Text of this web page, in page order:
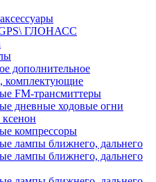
ГЛОНАСС
дополнительное
комплектующие
FM-трансмиттеры
дневные ходовые огни
компрессоры
лампы ближнего, дальнего
лампы ближнего, дальнего